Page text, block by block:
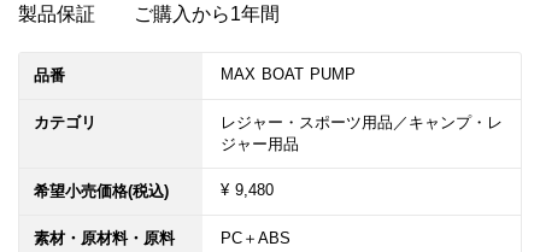
製品保証	ご購入から1年間
品番 MAX BOAT PUMP
カテゴリ
レジャー・スポーツ用品／キャンプ・レ
ジャー用品
希望小売価格(税込) ¥ 9,480
素材・原材料・原料 PC＋ABS